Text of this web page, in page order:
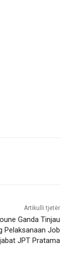
Artikulli tjetër
Ganda Tinjau
Pelaksanaan Job
JPT Pratama